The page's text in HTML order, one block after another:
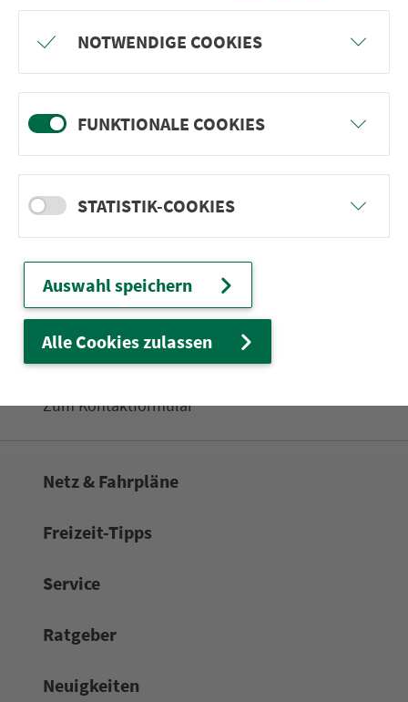
22.000 Qua­drat­ki­lo­me­ter. 130 Ver­kehrs­un­
ter­neh­men. 1.100 Linien. Eine Fahr­kar­te.
Abfahrten
Tickets & Preise
Fahr­plan­ände­rungen
Wir sind für Sie da:
24h-Ser­vice­te­le­fon:
Zum Kon­taktformular
Netz & Fahrpläne
Frei­zeit-Tipps
Service
Rat­ge­ber
Neuigkeiten
NOTWENDIGE COOKIES
FUNKTIONALE COOKIES
STATISTIK-COOKIES
Auswahl speichern
Alle Cookies zulassen